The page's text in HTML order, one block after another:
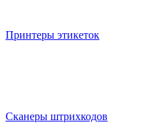
Принтеры этикеток
Сканеры штрихкодов